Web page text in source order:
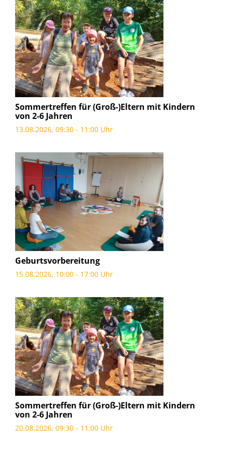
Sommertreffen für (Groß-)Eltern mit Kindern
von 2-6 Jahren
13.08.2026, 09:30 - 11:00 Uhr
Geburtsvorbereitung
15.08.2026, 10:00 - 17:00 Uhr
Sommertreffen für (Groß-)Eltern mit Kindern
von 2-6 Jahren
20.08.2026, 09:30 - 11:00 Uhr